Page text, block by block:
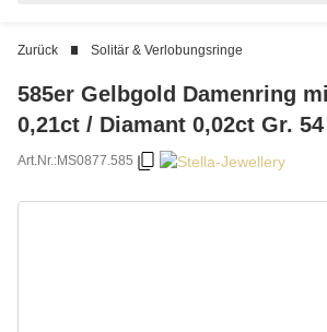
Zurück Solitär & Verlobungsringe
585er Gelbgold Damenring
0,21ct / Diamant 0,02ct Gr. 54
Art.Nr.:MS0877.585